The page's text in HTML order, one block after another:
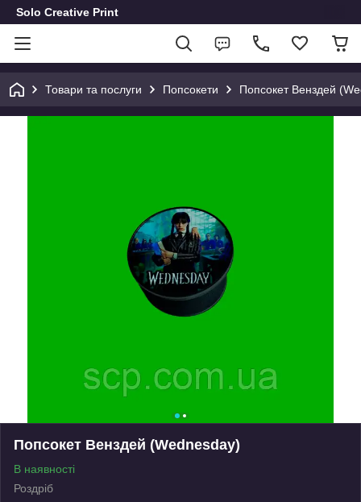
Solo Creative Print
Товари та послуги Попсокети Попсокет Венздей
Попсокет Венздей (Wednesday)
В наявності
Роздріб